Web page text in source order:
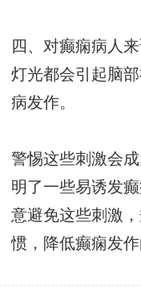
四、对癫痫病人
灯光都会引起脑
病发作。
警惕这些刺激会
明了一些易诱发
意避免这些刺激
惯，降低癫痫发作